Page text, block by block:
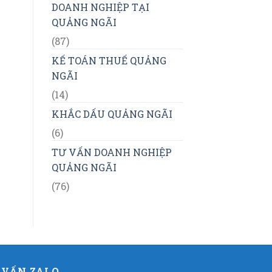
DOANH NGHIỆP TẠI
QUẢNG NGÃI
(87)
KẾ TOÁN THUẾ QUẢNG
NGÃI
(14)
KHẮC DẤU QUẢNG NGÃI
(6)
TƯ VẤN DOANH NGHIỆP
QUẢNG NGÃI
(76)